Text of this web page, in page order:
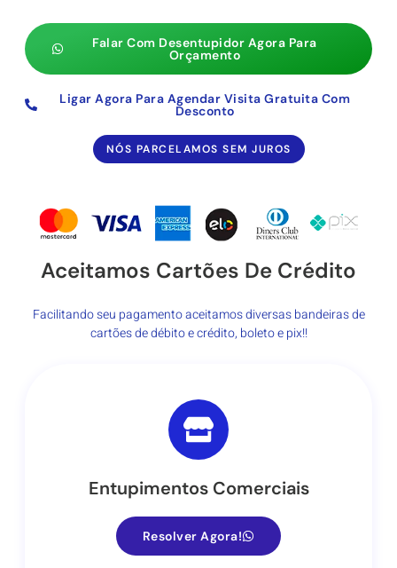
Falar Com Desentupidor Agora Para
Orçamento
Ligar Agora Para Agendar Visita Gratuita Com
Desconto
NÓS PARCELAMOS SEM JUROS
Aceitamos Cartões De Crédito
Facilitando seu pagamento aceitamos diversas bandeiras de
cartões de débito e crédito, boleto e pix!!
Entupimentos Comerciais
Resolver Agora!